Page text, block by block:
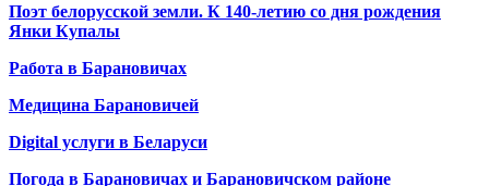
Поэт белорусской земли. К 140-летию со дня рождения
Янки Купалы
Работа в Барановичах
Медицина Барановичей
Digital услуги в Беларуси
Погода в Барановичах и Барановичском районе